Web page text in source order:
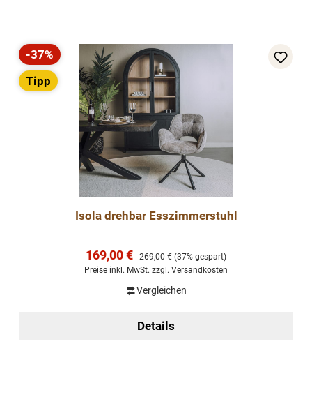
Rabatt
-37%
Tipp
Isola drehbar Esszimmerstuhl
Verkaufspreis:
169,00 € Regulärer Preis:
269,00 € (37% gespart)
Preise inkl. MwSt. zzgl. Versandkosten
Vergleichen
Details